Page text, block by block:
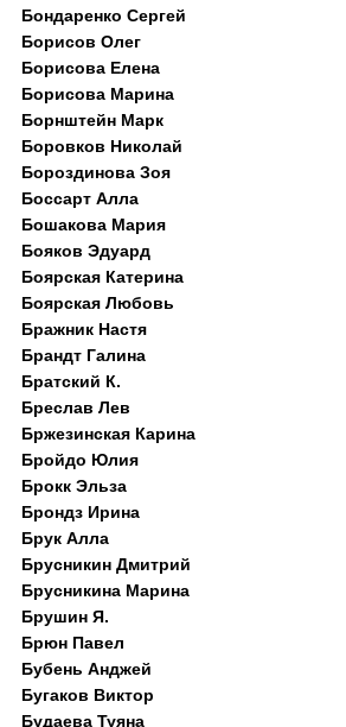
Бондаренко Сергей
Борисов Олег
Борисова Елена
Борисова Марина
Борнштейн Марк
Боровков Николай
Бороздинова Зоя
Боссарт Алла
Бошакова Мария
Бояков Эдуард
Боярская Катерина
Боярская Любовь
Бражник Настя
Брандт Галина
Братский К.
Бреслав Лев
Бржезинская Карина
Бройдо Юлия
Брокк Эльза
Брондз Ирина
Брук Алла
Брусникин Дмитрий
Брусникина Марина
Брушин Я.
Брюн Павел
Бубень Анджей
Бугаков Виктор
Будаева Туяна